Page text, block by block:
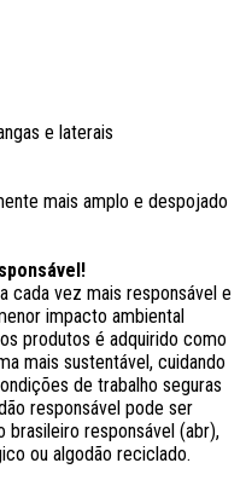
e laterais
mais amplo e despojado
cada vez mais responsável e
impacto ambiental
produtos é adquirido como
mais sustentável, cuidando
de trabalho seguras
responsável pode ser
responsável (abr),
ou algodão reciclado.